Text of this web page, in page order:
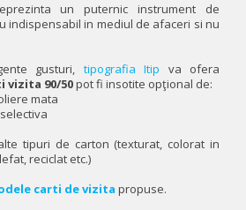
un puternic instrument de
indispensabil in mediul de afaceri si nu
gusturi, tipografia Itip va ofera
vizita 90/50pot fi insotite opţional de:
mata
tipuri de carton (texturat, colorat in
reciclat etc.)
carti de vizita propuse.